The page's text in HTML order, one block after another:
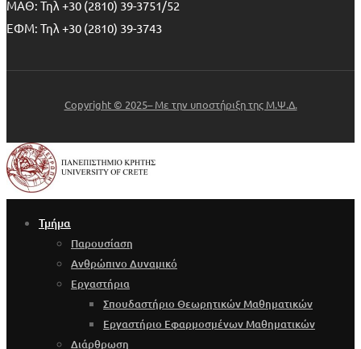
ΜΑΘ: Τηλ +30 (2810) 39-3751/52
ΕΦΜ: Τηλ +30 (2810) 39-3743
Copyright © 2025– Με την υποστήριξη της Μ.Ψ.Δ.
Τμήμα
Παρουσίαση
Ανθρώπινο Δυναμικό
Εργαστήρια
Σπουδαστήριο Θεωρητικών Μαθηματικών
Εργαστήριο Εφαρμοσμένων Μαθηματικών
Διάρθρωση